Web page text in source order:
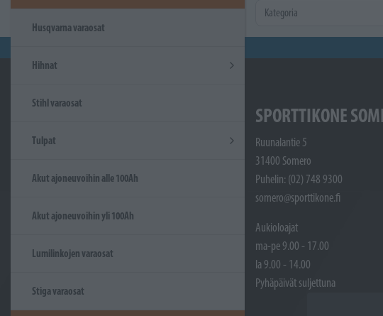
Husqvarna varaosat
Hihnat
Stihl varaosat
Tulpat
Akut ajoneuvoihin alle 100Ah
Akut ajoneuvoihin yli 100Ah
Lumilinkojen varaosat
Stiga varaosat
SPORTTIKONE
Ruunalantie 5
31400 Somero
Puhelin: (02) 748 9300
somero@sporttikone.fi
Aukioloajat
ma-pe 9.00 - 17.00
la 9.00 - 14.00
Pyhäpäivät suljettuna